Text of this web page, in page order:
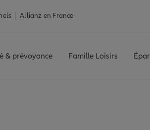
Allianz en France
& prévoyance Famille Loisirs